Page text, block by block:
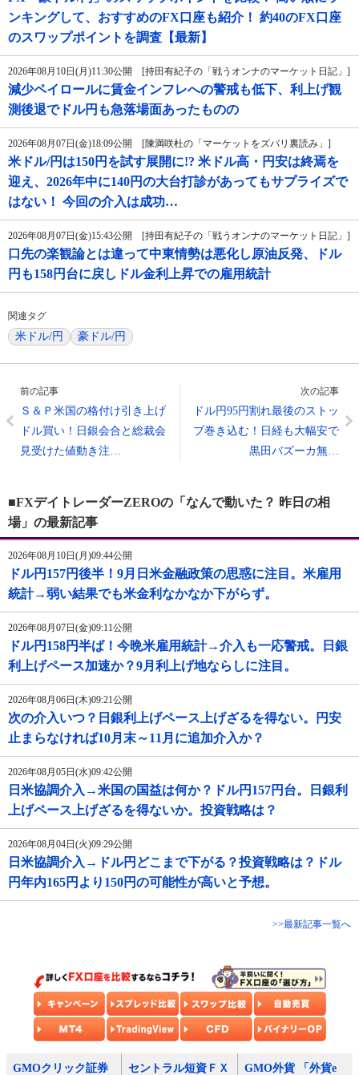
ンキングして、おすすめのFX口座も紹介！ 約40のFX口座
のスワップポイントを調査【最新】
2026年08月10日(月)11:30公開 [持田有紀子の「戦うオンナのマーケット日記」]
減少ペイロールに賃金インフレへの警戒も低下、利上げ観
測後退でドル円も急落場面あったものの
2026年08月07日(金)18:09公開 [陳満咲杜の「マーケットをズバリ裏読み」]
米ドル/円は150円を試す展開に!? 米ドル高・円安は終焉を
迎え、2026年中に140円の大台打診があってもサプライズで
はない！ 今回の介入は成功…
2026年08月07日(金)15:43公開 [持田有紀子の「戦うオンナのマーケット日記」]
口先の楽観論とは違って中東情勢は悪化し原油反発、ドル
円も158円台に戻しドル金利上昇での雇用統計
関連タグ
米ドル/円 豪ドル/円
前の記事
Ｓ＆Ｐ米国の格付け引き上げ
ドル買い！日銀会合と総裁会
見受けた値動き注…
次の記事
ドル円95円割れ最後のストッ
プ巻き込む！日経も大幅安で
黒田バズーカ無…
■FXデイトレーダーZEROの「なんで動いた？ 昨日の相
場」の最新記事
2026年08月10日(月)09:44公開
ドル円157円後半！9月日米金融政策の思惑に注目。米雇用
統計→弱い結果でも米金利なかなか下がらず。
2026年08月07日(金)09:11公開
ドル円158円半ば！今晩米雇用統計→介入も一応警戒。日銀
利上げペース加速か？9月利上げ地ならしに注目。
2026年08月06日(木)09:21公開
次の介入いつ？日銀利上げペース上げざるを得ない。円安
止まらなければ10月末～11月に追加介入か？
2026年08月05日(水)09:42公開
日米協調介入→米国の国益は何か？ドル円157円台。日銀利
上げペース上げざるを得ないか。投資戦略は？
2026年08月04日(火)09:29公開
日米協調介入→ドル円どこまで下がる？投資戦略は？ドル
円年内165円より150円の可能性が高いと予想。
>>最新記事一覧へ
GMOクリック証券
セントラル短資ＦＸ
GMO外貨 「外貨e